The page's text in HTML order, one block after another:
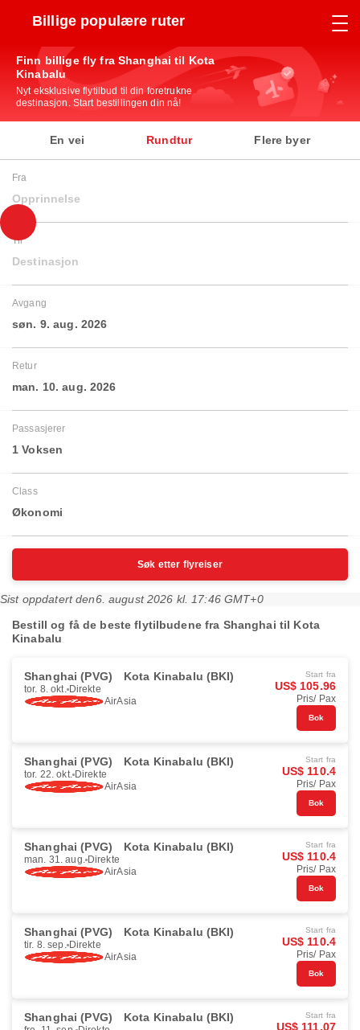
Billige populære ruter
Finn billige fly fra Shanghai til Kota
Kinabalu
Nyt eksklusive flytilbud til din foretrukne
destinasjon. Start bestillingen din nå!
En vei Rundtur Flere byer
Fra
Opprinnelse
Til
Destinasjon
Avgang
søn. 9. aug. 2026
Retur
man. 10. aug. 2026
Passasjerer
1 Voksen
Class
Økonomi
Søk etter flyreiser
Sist oppdatert den6. august 2026 kl. 17:46 GMT+0
Bestill og få de beste flytilbudene fra Shanghai til Kota
Kinabalu
Shanghai (PVG) Kota Kinabalu (BKI)
tor. 8. okt. Direkte
AirAsia
Start fra
US$ 105.96
Pris/ Pax
Bok
Shanghai (PVG) Kota Kinabalu (BKI)
tor. 22. okt. Direkte
AirAsia
Start fra
US$ 110.4
Pris/ Pax
Bok
Shanghai (PVG) Kota Kinabalu (BKI)
man. 31. aug. Direkte
AirAsia
Start fra
US$ 110.4
Pris/ Pax
Bok
Shanghai (PVG) Kota Kinabalu (BKI)
tir. 8. sep. Direkte
AirAsia
Start fra
US$ 110.4
Pris/ Pax
Bok
Shanghai (PVG) Kota Kinabalu (BKI) Start fra
US$ 111.07